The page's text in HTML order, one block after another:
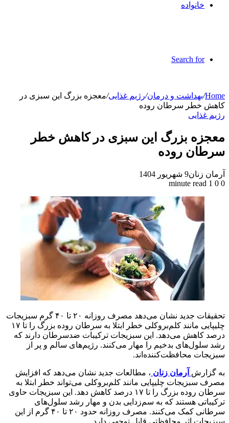
خانواده
Search for
Home
/بهداشت و درمان/رژیم غذایی/معجزه بزرگ این سبزی در
کاهش خطر سرطان روده
رژیم غذایی
معجزه بزرگ این سبزی در کاهش خطر
سرطان روده
آرمان زنان9 شهریور 1404
0
1 minute read
تحقیقات جدید نشان می‌دهد مصرف روزانه ۲۰ تا ۴۰ گرم سبزیجات
چلیپایی مانند کلم‌بروکلی خطر ابتلا به سرطان روده بزرگ را تا ۱۷
درصد کاهش می‌دهد. این سبزیجات ترکیبات ضدسرطان دارند که
رشد سلول‌های بدخیم را مهار می‌کنند. رژیم‌های سالم و پر از
سبزیجات محافظت‌کننده‌اند.
به گزارش آرمان زنان ، مطالعات جدید نشان می‌دهد که افزایش
مصرف سبزیجات چلیپایی مانند کلم‌بروکلی می‌تواند خطر ابتلا به
سرطان روده بزرگ را تا ۱۷ درصد کاهش دهد. این سبزیجات حاوی
ترکیباتی هستند که به سم‌زدایی بدن و مهار رشد سلول‌های
سرطانی کمک می‌کنند. مصرف روزانه حدود ۲۰ تا ۴۰ گرم از این
سبزیجات اثر محافظتی قابل توجهی دارد.